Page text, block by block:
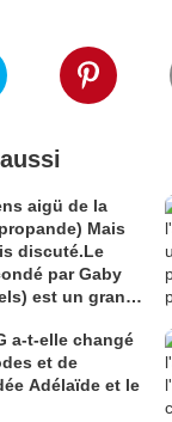
aigü de la
Mais
discuté.Le
par Gaby
est un grand
en voudra à
génie ne séduit
amour le fluide
a-t-elle changé
et de
Adélaïde et le